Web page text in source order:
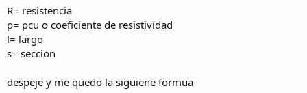
R= resistencia
ρ= ρcu o coeficiente de resistividad
l= largo
s= seccion
despeje y me quedo la siguiene formua